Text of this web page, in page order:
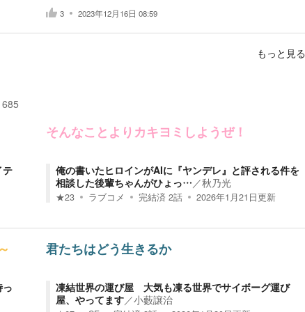
3 2023年12月16日 08:59
もっと見る
685
テ
そんなことよりカキヨミしようぜ！
俺の書いたヒロインがAIに『ヤンデレ』と評される件を
相談した後輩ちゃんがひょっ…／秋乃光
★23 ラブコメ 完結済 2話 2026年1月21日更新
君たちはどう生きるか
凍結世界の運び屋 大気も凍る世界でサイボーグ運び
屋、やってます／小藪譲治